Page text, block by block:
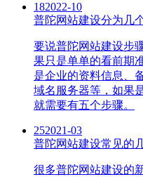
182022-10
普陀网站建设分为几
要说普陀网站建设步
果只是单单的看前期
是企业的资料信息、
域名服务器等，如果
就需要有五个步骤。
252021-03
普陀网站建设常见的
很多普陀网站建设的